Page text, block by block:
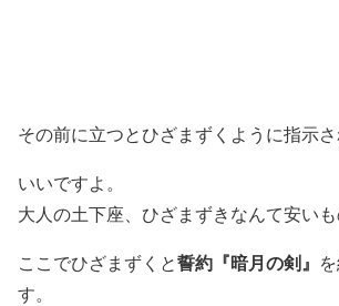
その前に立つとひざまずくように指示さ
いいですよ。
大人の土下座、ひざまずきなんて安いも
ここでひざまずくと誓約『暗月の剣』
す。